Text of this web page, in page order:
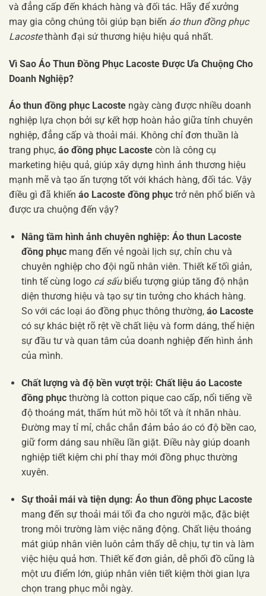
và đẳng cấp đến khách hàng và đối tác. Hãy để xưởng
may gia công chúng tôi giúp bạn biến áo thun đồng phục
Lacostethành đại sứ thương hiệu hiệu quả nhất.
Vì Sao Áo Thun Đồng Phục Lacoste Được Ưa Chuộng Cho
Doanh Nghiệp?
Áo thun đồng phục Lacoste ngày càng được nhiều doanh
nghiệp lựa chọn bởi sự kết hợp hoàn hảo giữa tính chuyên
nghiệp, đẳng cấp và thoải mái. Không chỉ đơn thuần là
trang phục, áo đồng phục Lacoste còn là công cụ
marketing hiệu quả, giúp xây dựng hình ảnh thương hiệu
mạnh mẽ và tạo ấn tượng tốt với khách hàng, đối tác. Vậy
điều gì đã khiến áo Lacoste đồng phục trở nên phổ biến và
được ưa chuộng đến vậy?
Nâng tầm hình ảnh chuyên nghiệp: Áo thun Lacoste
đồng phụcmang đến vẻ ngoài lịch sự, chỉn chu và
chuyên nghiệp cho đội ngũ nhân viên. Thiết kế tối giản,
tinh tế cùng logo cá sấubiểu tượng giúp tăng độ nhận
diện thương hiệu và tạo sự tin tưởng cho khách hàng.
So với các loại áo đồng phục thông thường, áo Lacoste
có sự khác biệt rõ rệt về chất liệu và form dáng, thể hiện
sự đầu tư và quan tâm của doanh nghiệp đến hình ảnh
của mình.
Chất lượng và độ bền vượt trội: Chất liệu áo Lacoste
đồng phụcthường là cotton pique cao cấp, nổi tiếng về
độ thoáng mát, thấm hút mồ hôi tốt và ít nhăn nhàu.
Đường may tỉ mỉ, chắc chắn đảm bảo áo có độ bền cao,
giữ form dáng sau nhiều lần giặt. Điều này giúp doanh
nghiệp tiết kiệm chi phí thay mới đồng phục thường
xuyên.
Sự thoải mái và tiện dụng: Áo thun đồng phục Lacoste
mang đến sự thoải mái tối đa cho người mặc, đặc biệt
trong môi trường làm việc năng động. Chất liệu thoáng
mát giúp nhân viên luôn cảm thấy dễ chịu, tự tin và làm
việc hiệu quả hơn. Thiết kế đơn giản, dễ phối đồ cũng là
một ưu điểm lớn, giúp nhân viên tiết kiệm thời gian lựa
chọn trang phục mỗi ngày.